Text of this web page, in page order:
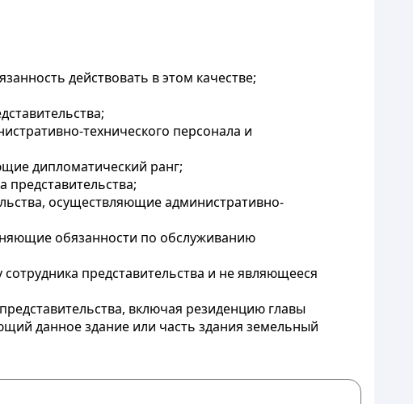
действовать в этом качестве;
технического персонала и
дипломатический ранг;
представительства;
осуществляющие административно-
обязанности по обслуживанию
представительства и не являющееся
включая резиденцию главы
данное здание или часть здания земельный